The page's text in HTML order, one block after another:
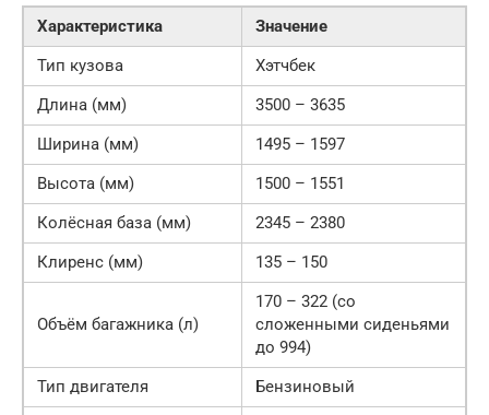
Характеристика
Значение
Тип кузова
Хэтчбек
Длина (мм)
3500 – 3635
Ширина (мм)
1495 – 1597
Высота (мм)
1500 – 1551
Колёсная база (мм)
2345 – 2380
Клиренс (мм)
135 – 150
Объём багажника (л)
170 – 322 (со
сложенными сиденьями
до 994)
Тип двигателя
Бензиновый